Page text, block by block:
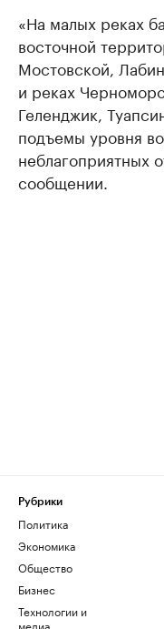
«На малых реках
восточной
Мостовской,
и реках
Геленджик,
подъемы уровня
неблагоприятных
сообщении.
Рубрики
Политика
Экономика
Общество
Бизнес
Технологии и
медиа